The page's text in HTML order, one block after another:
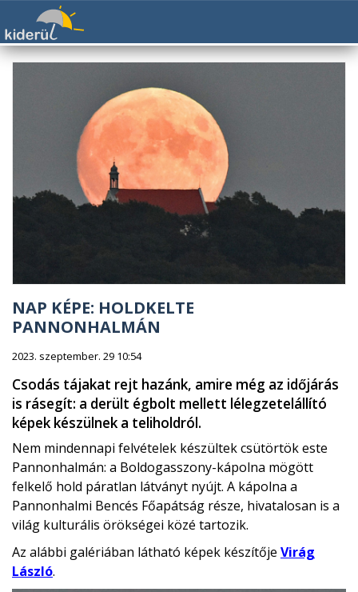
NAP KÉPE: HOLDKELTE
PANNONHALMÁN
2023. szeptember. 29 10:54
Csodás tájakat rejt hazánk, amire még az időjárás
is rásegít: a derült égbolt mellett lélegzetelállító
képek készülnek a teliholdról.
Nem mindennapi felvételek készültek csütörtök este
Pannonhalmán: a Boldogasszony-kápolna mögött
felkelő hold páratlan látványt nyújt. A kápolna a
Pannonhalmi Bencés Főapátság része, hivatalosan is a
világ kulturális örökségei közé tartozik.
Az alábbi galériában látható képek készítője Virág
László.